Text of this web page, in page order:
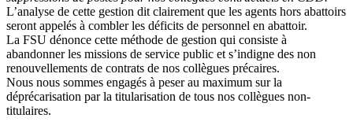
L’analyse de cette gestion dit clairement que les agents hors abattoirs
seront appelés à combler les déficits de personnel en abattoir.
La FSU dénonce cette méthode de gestion qui consiste à
abandonner les missions de service public et s’indigne des non
renouvellements de contrats de nos collègues précaires.
Nous nous sommes engagés à peser au maximum sur la
déprécarisation par la titularisation de tous nos collègues non-
titulaires.